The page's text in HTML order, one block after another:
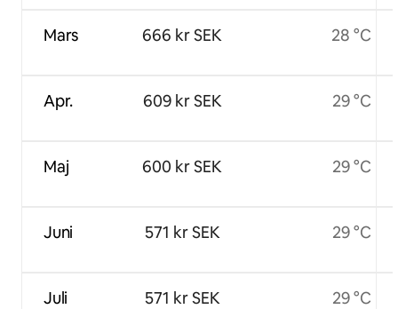
Mars
Apr.
Maj
Juni
Juli
666 kr SEK
609 kr SEK
600 kr SEK
571 kr SEK
571 kr SEK
28 °C
29 °C
29 °C
29 °C
29 °C